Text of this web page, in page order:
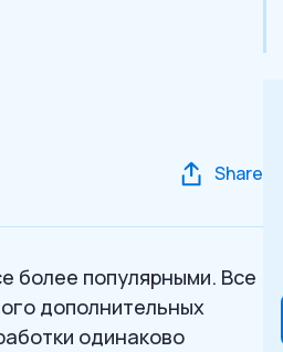
Share
более популярными. Все
дополнительных
одинаково